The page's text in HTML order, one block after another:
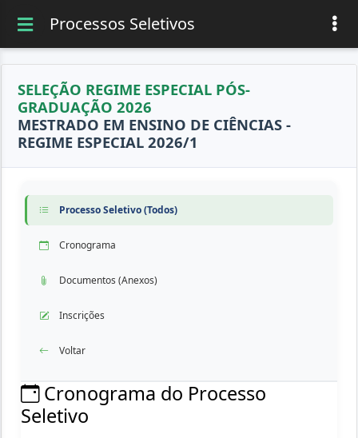
Processos Seletivos
SELEÇÃO REGIME ESPECIAL PÓS-
GRADUAÇÃO 2026
MESTRADO EM ENSINO DE CIÊNCIAS -
REGIME ESPECIAL 2026/1
Processo Seletivo (Todos)
Cronograma
Documentos (Anexos)
Inscrições
Voltar
Cronograma do Processo
Seletivo